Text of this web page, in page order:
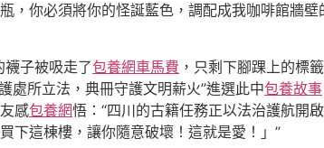
，你必須將你的怪誕藍色，調配成我咖啡館牆壁
子被吸走了包養網車馬費 ，只剩下腳踝上的標
處所立法，典冊守護文明薪火”進選此中包養故事
感包養網悟：“四川的古籍任務正以法治護航開
下這棟樓，讓你隨意破壞！這就是愛！」”